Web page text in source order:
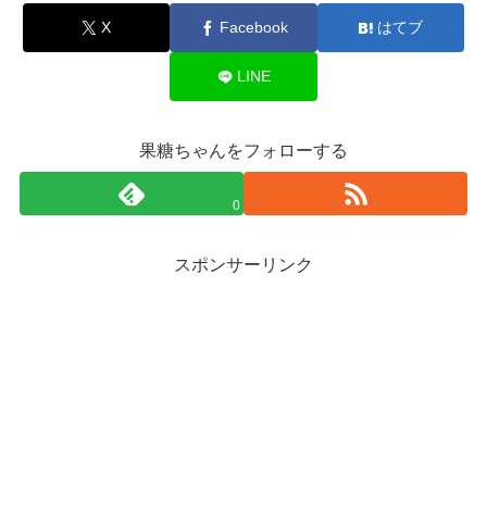
X Facebook はてブ
LINE
果糖ちゃんをフォローする
0
スポンサーリンク